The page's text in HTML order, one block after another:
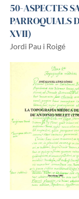
50-ASPECTES
PARROQUIALS
XVII)
Jordi Pau i Roigé